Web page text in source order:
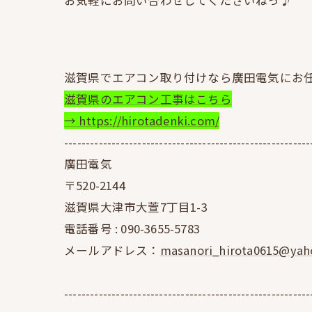
滋賀県でエアコン取り付けなら廣田電気にお
滋賀県のエアコン工事はこちら
→ https://hirotadenki.com/
廣田電気
〒520-2144
滋賀県大津市大萱7丁目1-3
電話番号 : 090-3655-5783
メールアドレス：